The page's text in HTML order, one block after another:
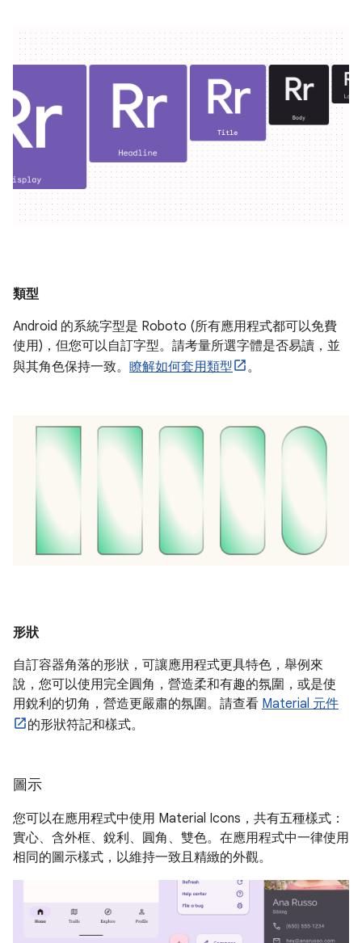
類型
Android 的系統字型是 Roboto (所有應用程式都可以免費
使用)，但您可以自訂字型。請考量所選字體是否易讀，並
與其角色保持一致。 瞭解如何套用類型 。
形狀
自訂容器角落的形狀，可讓應用程式更具特色，舉例來
說，您可以使用完全圓角，營造柔和有趣的氛圍，或是使
用銳利的切角，營造更嚴肅的氛圍。請查看 Material 元件
的形狀符記和樣式。
圖示
您可以在應用程式中使用 Material Icons，共有五種樣式：
實心、含外框、銳利、圓角、雙色。在應用程式中一律使用
相同的圖示樣式，以維持一致且精緻的外觀。